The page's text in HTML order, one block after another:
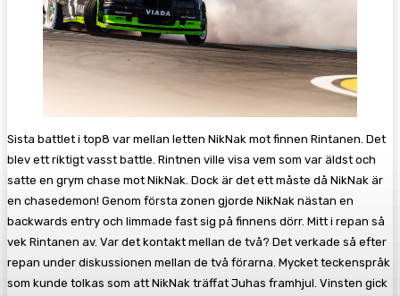
Sista battlet i top8 var mellan letten NikNak mot finnen Rintanen. Det
blev ett riktigt vasst battle. Rintnen ville visa vem som var äldst och
satte en grym chase mot NikNak. Dock är det ett måste då NikNak är
en chasedemon! Genom första zonen gjorde NikNak nästan en
backwards entry och limmade fast sig på finnens dörr. Mitt i repan så
vek Rintanen av. Var det kontakt mellan de två? Det verkade så efter
repan under diskussionen mellan de två förarna. Mycket teckenspråk
som kunde tolkas som att NikNak träffat Juhas framhjul. Vinsten gick